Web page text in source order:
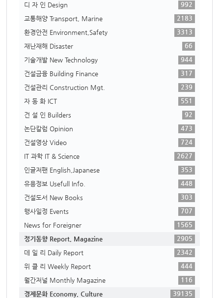
디 자 인 Design
992
교통해양 Transport, Marine
2183
환경안전 Environment,Safety
3313
재난재해 Disaster
66
기술개발 New Technology
944
건설금융 Building Finance
317
건설관리 Construction Mgt.
239
자 동 화 ICT
551
건 설 인 Builders
92
논단칼럼 Opinion
473
건설영상 Video
724
IT 과학 IT & Science
2627
인글저팬 English,Japanese
353
유용정보 Usefull Info.
448
건설도서 New Books
303
행사일정 Events
707
News for Foreigner
1565
정기동향 Report, Magazine
2905
데 일 리 Daily Report
2342
위 클 리 Weekly Report
444
월간저널 Monthly Magazine
116
경제문화 Economy, Culture
39135